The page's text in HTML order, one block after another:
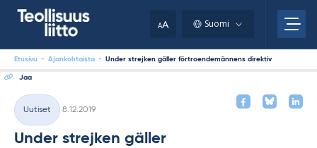
AA Suomi
Etusivu - Ajankohtaista - Under strejken gäller förtroendemännens direktiv
Jaa
Kategoriat
Uutiset
8.12.2019
Under strejken gäller
clipboard.)